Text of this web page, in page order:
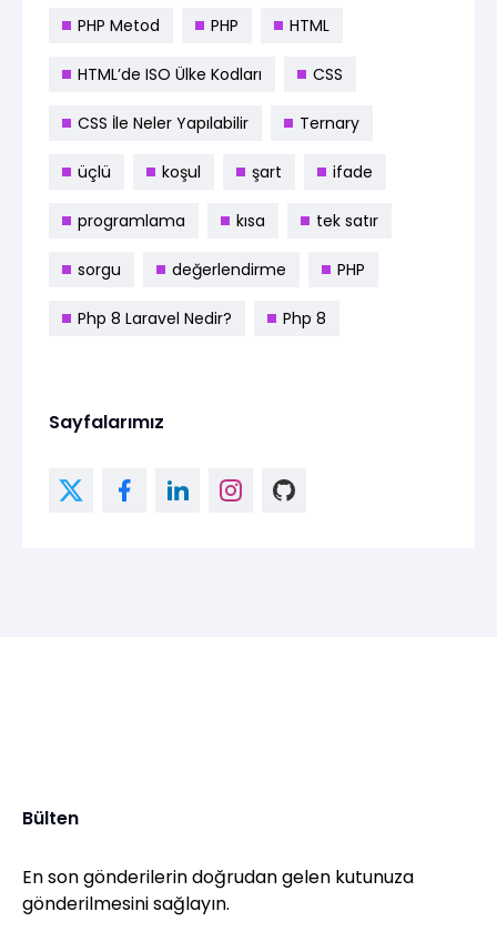
PHP Metod PHP HTML
HTML’de ISO Ülke Kodları CSS
CSS İle Neler Yapılabilir Ternary
üçlü koşul şart ifade
programlama kısa tek satır
sorgu değerlendirme PHP
Php 8 Laravel Nedir? Php 8
Sayfalarımız
Bülten
En son gönderilerin doğrudan gelen kutunuza
gönderilmesini sağlayın.